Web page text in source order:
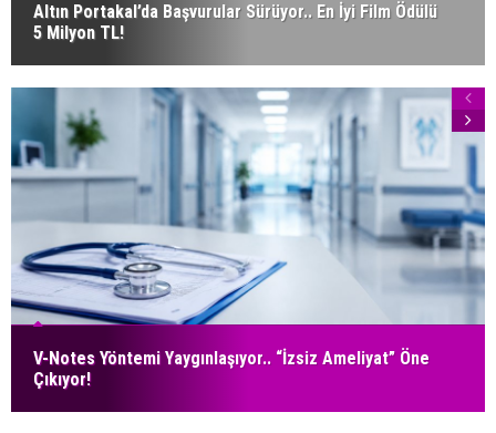
Altın Portakal’da Başvurular Sürüyor.. En İyi Film Ödülü
5 Milyon TL!
V-Notes Yöntemi Yaygınlaşıyor.. “İzsiz Ameliyat” Öne
Çıkıyor!